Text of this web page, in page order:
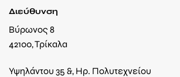
Διεύθυνση
Βύρωνος 8
42100, Τρίκαλα
Υψηλάντου 35 &, Ηρ. Πολυτεχνείου